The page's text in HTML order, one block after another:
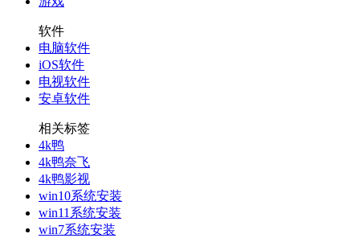
软件
电脑软件
iOS软件
电视软件
安卓软件
相关标签
4k鸭
4k鸭奈飞
4k鸭影视
win10系统安装
win11系统安装
win7系统安装